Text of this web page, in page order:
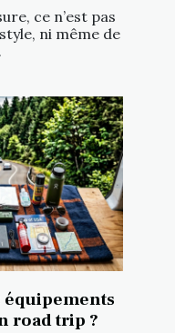
ce n’est pas
ni même de
équipements
road trip ?